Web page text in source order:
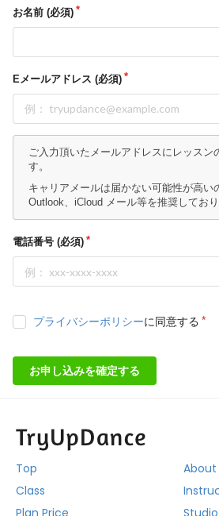
お名前 (必須)
Eメールアドレス (必須)
ご入力頂いたメールアドレスにレッスン
す。
キャリアメールは届かない可能性が高い
Outlook、iCloud メール等を推奨しており
電話番号 (必須)
プライバシーポリシーに同意する
お申し込みを確定する
Top
About
Class